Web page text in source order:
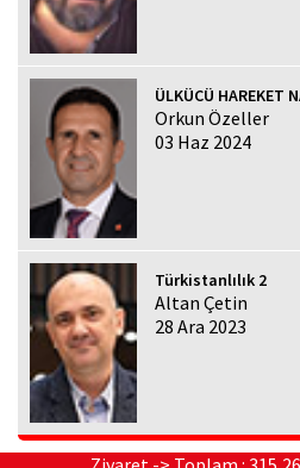
ÜLKÜCÜ HAREKET
Orkun Özeller
03 Haz 2024
Türkistanlılık 2
Altan Çetin
28 Ara 2023